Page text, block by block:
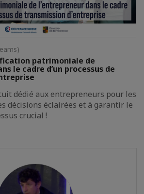
patrimoniale de
le cadre d’un processus de
dédié aux entrepreneurs pour les
décisions éclairées et à garantir le
crucial !